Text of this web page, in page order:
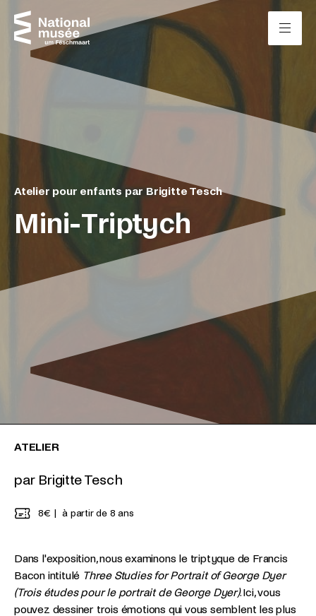
Passer directement au contenu
Mini-Triptych
Atelier pour enfants par Brigitte Tesch
ATELIER
par Brigitte Tesch
8€ à partir de 8 ans
Dans l'exposition, nous examinons le triptyque de Francis
Bacon intitulé Three Studies for Portrait of George Dyer
(Trois études pour le portrait de George Dyer). Ici, vous
pouvez dessiner trois émotions qui vous semblent les plus
Panneau de gestion des cookies